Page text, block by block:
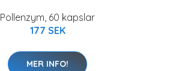
Pollenzym, 60 kapslar
177 SEK
MER INFO!